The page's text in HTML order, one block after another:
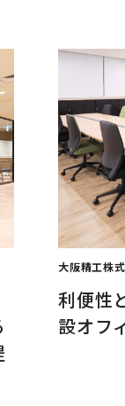
ープン、引出
。
大阪精工株
利便性
設オフ